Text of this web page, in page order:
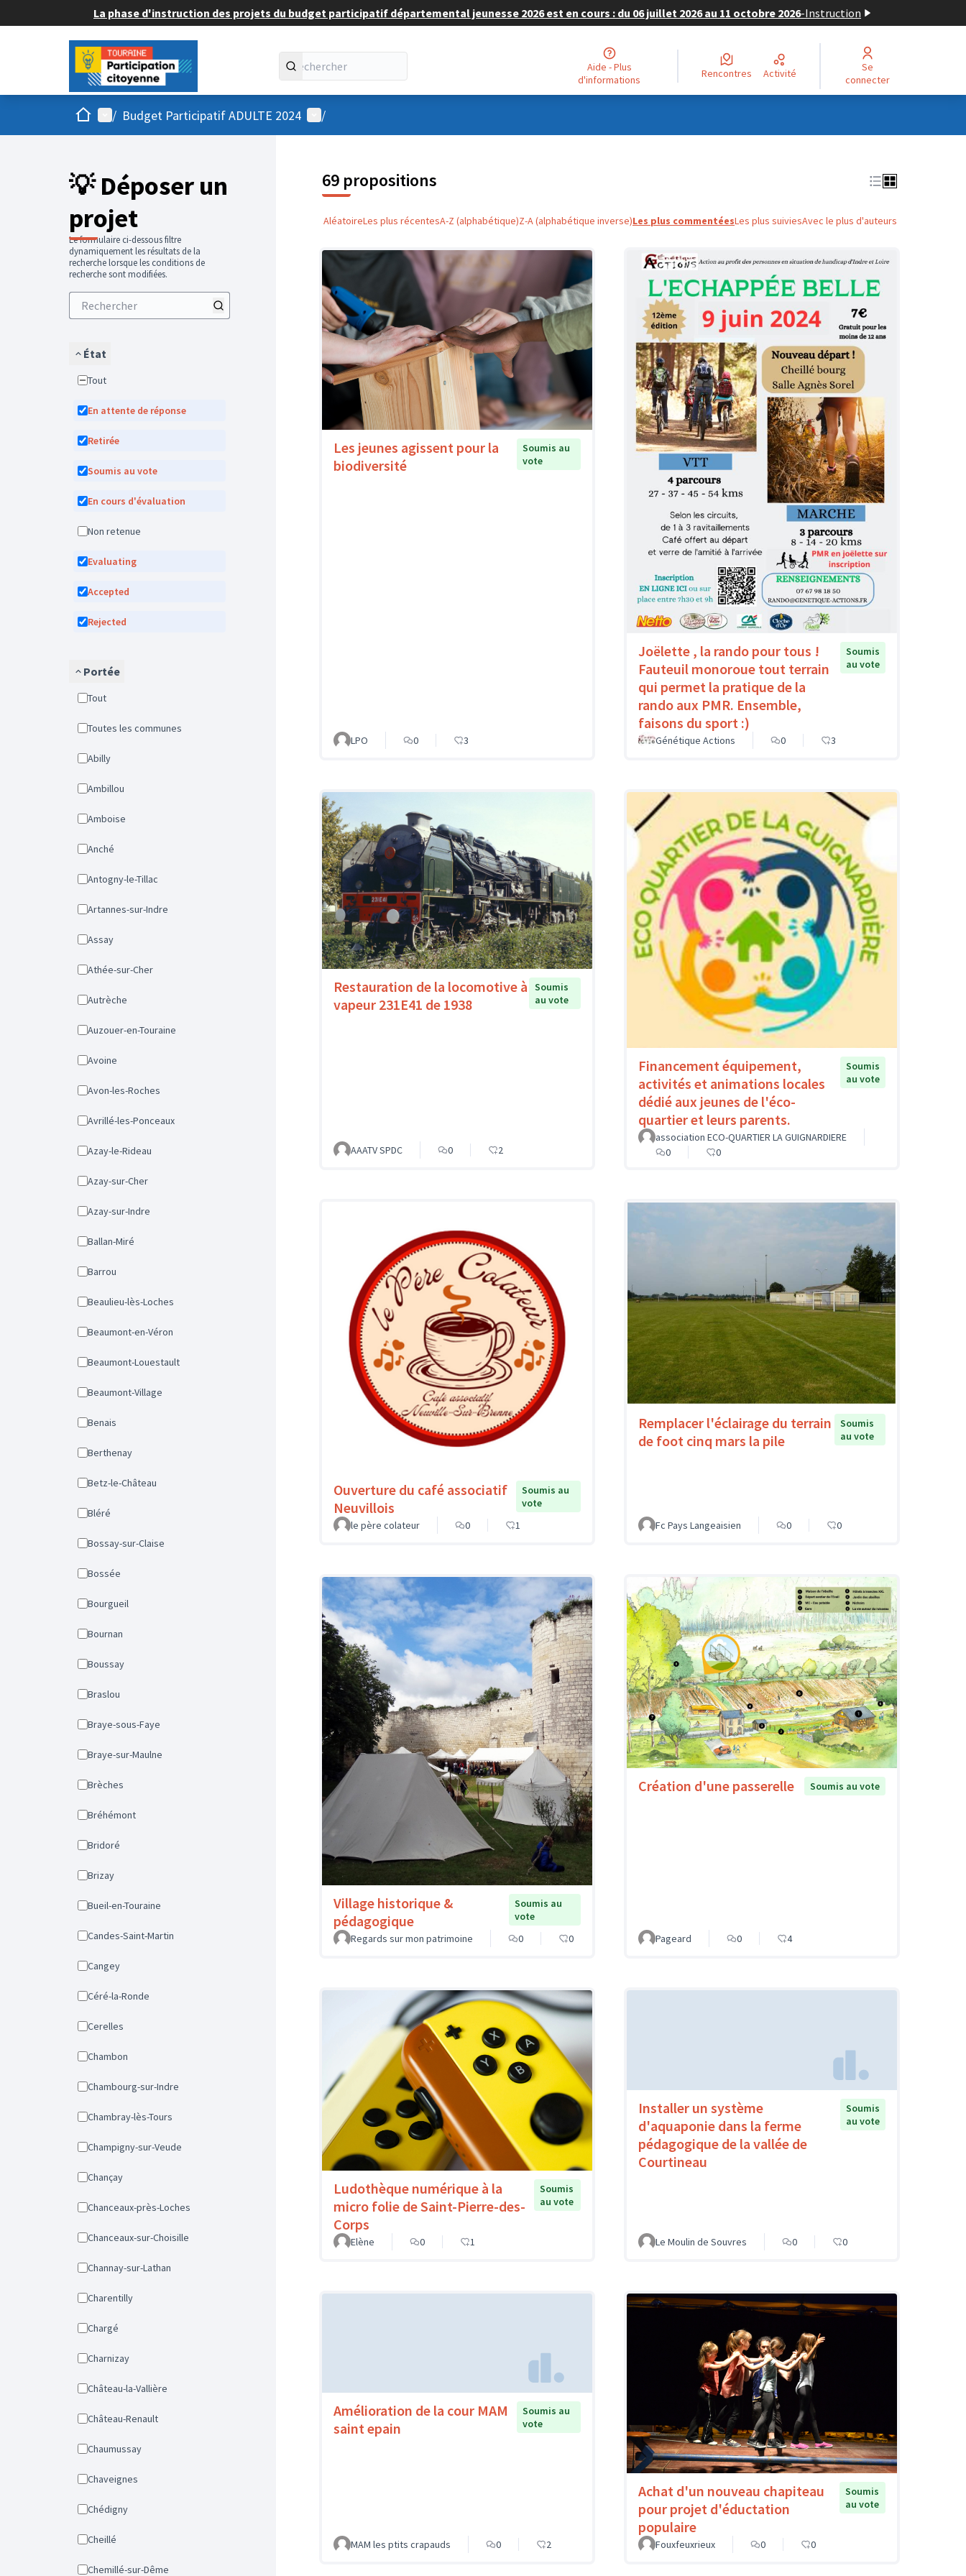
La phase d'instruction des projets du budget participatif départemental jeunesse 2026 est en cours : du 06 juillet 2026 au 11 octobre 2026-Instruction
Aide - Plus
d'informations
Rencontres Activité
Se
connecter
AccueilMenu principal
/ Budget Participatif ADULTE 2024 Menu utilisateur
/
💡 Déposer un
projet
Le formulaire ci-dessous filtre
dynamiquement les résultats de la
recherche lorsque les conditions de
recherche sont modifiées.
État
Tout
En attente de réponse
Retirée
Soumis au vote
En cours d'évaluation
Non retenue
Evaluating
Accepted
Rejected
Portée
Tout
Toutes les communes
Abilly
Ambillou
Amboise
Anché
Antogny-le-Tillac
Artannes-sur-Indre
Assay
Athée-sur-Cher
Autrèche
Auzouer-en-Touraine
Avoine
Avon-les-Roches
Avrillé-les-Ponceaux
Azay-le-Rideau
Azay-sur-Cher
Azay-sur-Indre
Ballan-Miré
Barrou
Beaulieu-lès-Loches
Beaumont-en-Véron
Beaumont-Louestault
Beaumont-Village
Benais
Berthenay
Betz-le-Château
Bléré
Bossay-sur-Claise
Bossée
Bourgueil
Bournan
Boussay
Braslou
Braye-sous-Faye
Braye-sur-Maulne
Brèches
Bréhémont
Bridoré
Brizay
Bueil-en-Touraine
Candes-Saint-Martin
Cangey
Céré-la-Ronde
Cerelles
Chambon
Chambourg-sur-Indre
Chambray-lès-Tours
Champigny-sur-Veude
Chançay
Chanceaux-près-Loches
Chanceaux-sur-Choisille
Channay-sur-Lathan
Charentilly
Chargé
Charnizay
Château-la-Vallière
Château-Renault
Chaumussay
Chaveignes
Chédigny
Cheillé
Chemillé-sur-Dême
69 propositions
AléatoireLes plus récentesA-Z (alphabétique)Z-A (alphabétique inverse)Les plus commentéesLes plus suiviesAvec le plus d'auteurs
Les jeunes agissent pour la
biodiversité
Soumis au
vote
LPO 0 3
Joëlette , la rando pour tous !
Fauteuil monoroue tout terrain
qui permet la pratique de la
rando aux PMR. Ensemble,
faisons du sport :)
Soumis
au vote
Génétique Actions 0 3
Restauration de la locomotive à
vapeur 231E41 de 1938
Soumis
au vote
AAATV SPDC 0 2
Financement équipement,
activités et animations locales
dédié aux jeunes de l'éco-
quartier et leurs parents.
Soumis
au vote
association ECO-QUARTIER LA GUIGNARDIERE
0
0
Ouverture du café associatif
Neuvillois
Soumis au
vote
le père colateur
0 1
Remplacer l'éclairage du terrain
de foot cinq mars la pile
Soumis
au vote
Fc Pays Langeaisien 0 0
Village historique &
pédagogique
Soumis au
vote
Regards sur mon patrimoine
0 0
Création d'une passerelle Soumis au vote
Pageard 0 4
Ludothèque numérique à la
micro folie de Saint-Pierre-des-
Corps
Soumis
au vote
Elène 0 1
Installer un système
d'aquaponie dans la ferme
pédagogique de la vallée de
Courtineau
Soumis
au vote
Le Moulin de Souvres 0 0
Amélioration de la cour MAM
saint epain
Soumis au
vote
MAM les ptits crapauds 0 2
Achat d'un nouveau chapiteau
pour projet d'éductation
populaire
Soumis
au vote
Fouxfeuxrieux 0 0